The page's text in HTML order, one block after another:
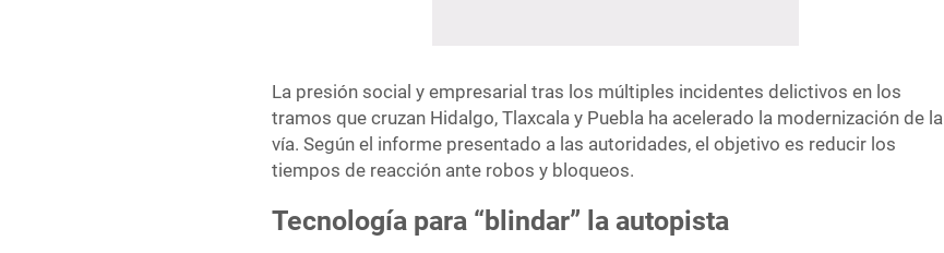
La presión social y empresarial tras los múltiples incidentes delictivos en los
tramos que cruzan Hidalgo, Tlaxcala y Puebla ha acelerado la modernización de la
vía. Según el informe presentado a las autoridades, el objetivo es reducir los
tiempos de reacción ante robos y bloqueos.
Tecnología para “blindar” la autopista